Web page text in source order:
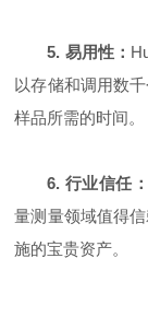
5. 易用性：
以存储和调用数
样品所需的时间。
6. 行业信任
量测量领域值得
施的宝贵资产。